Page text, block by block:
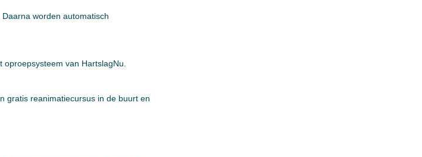
worden automatisch
van HartslagNu.
gratis reanimatiecursus in de buurt en